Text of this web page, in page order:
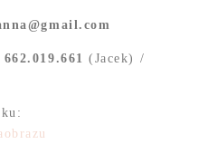
662.019.661 (Jacek) /